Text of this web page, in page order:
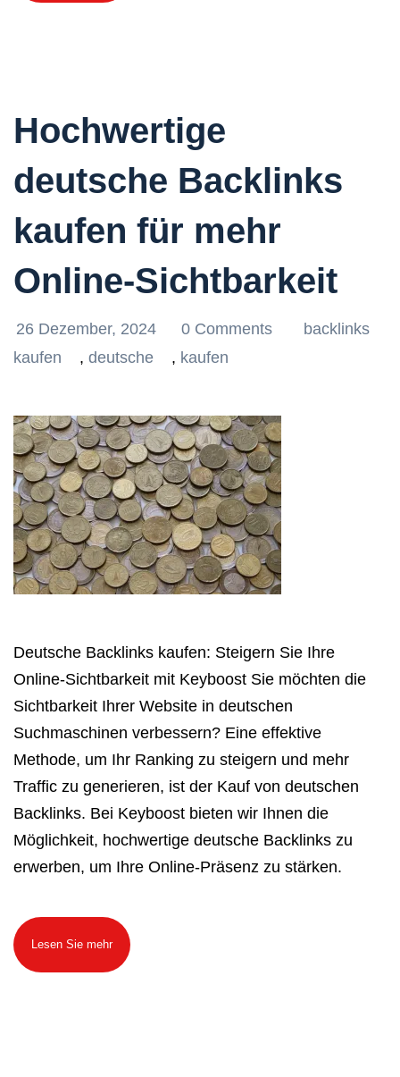
Hochwertige
deutsche Backlinks
kaufen für mehr
Online-Sichtbarkeit
26 Dezember, 2024 0 Comments
backlinks
kaufen
, deutsche , kaufen
Deutsche Backlinks kaufen: Steigern Sie Ihre
Online-Sichtbarkeit mit Keyboost Sie möchten die
Sichtbarkeit Ihrer Website in deutschen
Suchmaschinen verbessern? Eine effektive
Methode, um Ihr Ranking zu steigern und mehr
Traffic zu generieren, ist der Kauf von deutschen
Backlinks. Bei Keyboost bieten wir Ihnen die
Möglichkeit, hochwertige deutsche Backlinks zu
erwerben, um Ihre Online-Präsenz zu stärken.
Lesen Sie mehr